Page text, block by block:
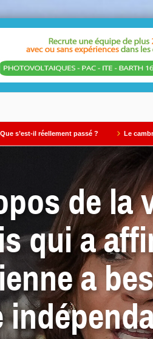
passé ? Le cambriolage de la
de la
qui a
a